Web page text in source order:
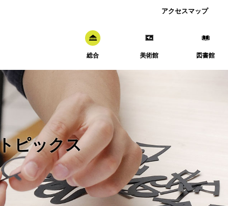
アクセスマップ
総合 美術館 図書館
ピックス